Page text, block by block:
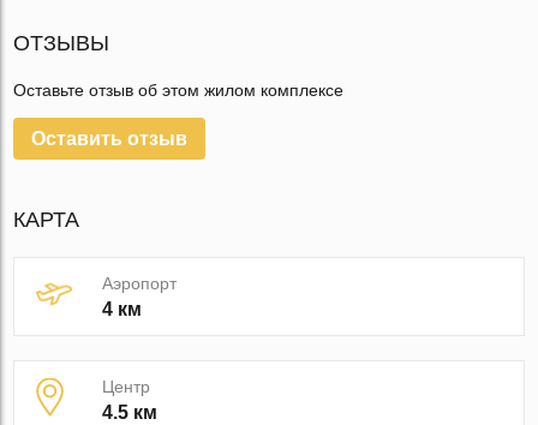
ОТЗЫВЫ
Оставьте отзыв об этом жилом комплексе
Оставить отзыв
КАРТА
Аэропорт
4 км
Центр
4.5 км